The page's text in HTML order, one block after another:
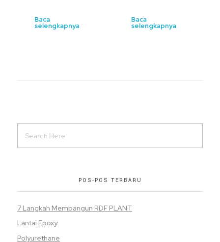
Baca
selengkapnya
Baca
selengkapnya
POS-POS TERBARU
7 Langkah Membangun RDF PLANT
Lantai Epoxy
Polyurethane